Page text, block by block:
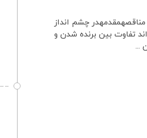
مناقصهمقدمهدر چشم انداز
تفاوت بین برنده شدن و
...